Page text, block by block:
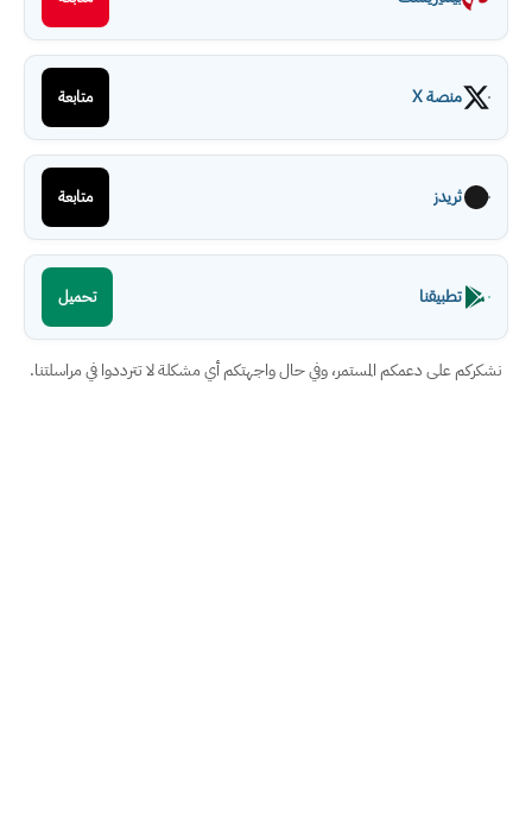
منصة X متابعة
ثريدز متابعة
تطبيقنا تحميل
نشكركم على دعمكم المستمر، وفي حال واجهتكم أي مشكلة لا تترددوا في مراسلتنا.